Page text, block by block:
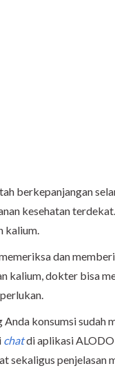
berkepanjangan
kesehatan
kalium.
dan
kalium, dokter bisa
konsumsi sudah
chatdi aplikasi
sekaligus penjelasan